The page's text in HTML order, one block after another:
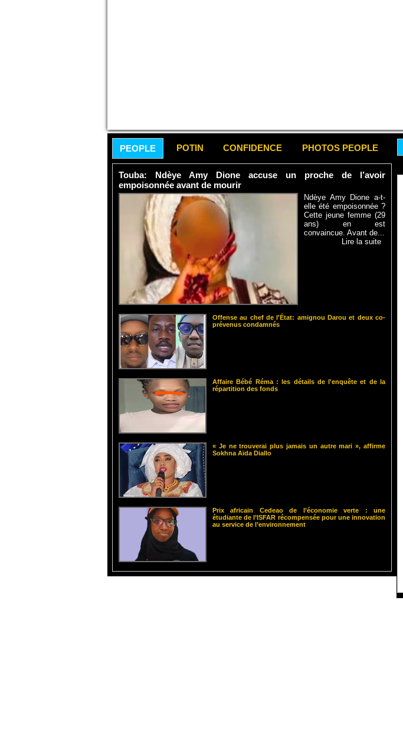
PEOPLE POTIN CONFIDENCE PHOTOS PEOPLE
Touba: Ndèye Amy Dione accuse un proche de l’avoir
empoisonnée avant de mourir
Ndèye Amy Dione a-t-
elle été empoisonnée ?
Cette jeune femme (29
ans) en est
convaincue. Avant de...
Lire la suite
Offense au chef de l'État: amignou Darou et deux co-
prévenus condamnés
Affaire Bébé Réma : les détails de l'enquête et de la
répartition des fonds
« Je ne trouverai plus jamais un autre mari », affirme
Sokhna Aïda Diallo
Prix africain Cedeao de l’économie verte : une
étudiante de l’ISFAR récompensée pour une innovation
au service de l’environnement